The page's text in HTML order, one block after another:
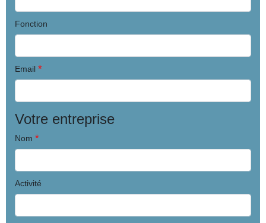
Fonction
Email *
Votre entreprise
Nom *
Activité